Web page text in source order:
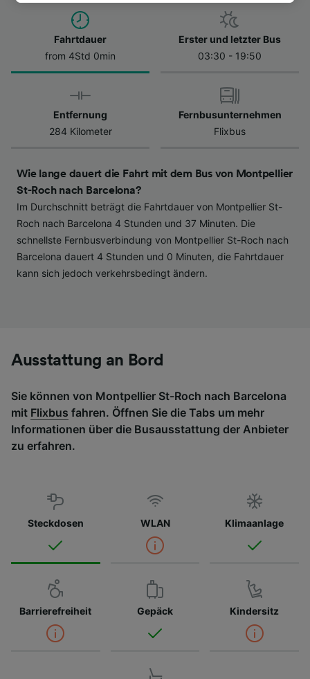
Fahrtdauer
from 4Std 0min
Erster und letzter Bus
03:30 - 19:50
Entfernung
284 Kilometer
Fernbusunternehmen
Flixbus
Wie lange dauert die Fahrt mit dem Bus von Montpellier
St-Roch nach Barcelona?
Im Durchschnitt beträgt die Fahrtdauer von Montpellier St-
Roch nach Barcelona 4 Stunden und 37 Minuten. Die
schnellste Fernbusverbindung von Montpellier St-Roch nach
Barcelona dauert 4 Stunden und 0 Minuten, die Fahrtdauer
kann sich jedoch verkehrsbedingt ändern.
Ausstattung an Bord
Sie können von Montpellier St-Roch nach Barcelona
mit Flixbus fahren. Öffnen Sie die Tabs um mehr
Informationen über die Busausstattung der Anbieter
zu erfahren.
Steckdosen WLAN Klimaanlage
Barrierefreiheit Gepäck Kindersitz
besuchen Sie jederzeit die Seite der
Datenschutzrichtlinie. Diese Präferenzen
werden unseren Partnern signalisiert und
haben keinen Einfluss auf Surfdaten. Ihre
Daten werden nicht für Tracking-Zwecke
verwendet, wenn Sie uns gebeten haben, Ihr
Surfverhalten nicht zu verfolgen.
Wir und unsere Partner verarbeiten Daten, um
Verwendung genauer Standortdaten.
Endgeräteeigenschaften zur Identifikation
aktiv abfragen. Speichern von oder Zugriff auf
Informationen auf einem Endgerät.
Personalisierte Werbung und Inhalte, Messung
von Werbeleistung und der Performance von
Inhalten, Zielgruppenforschung sowie
Entwicklung und Verbesserung von
Angeboten.